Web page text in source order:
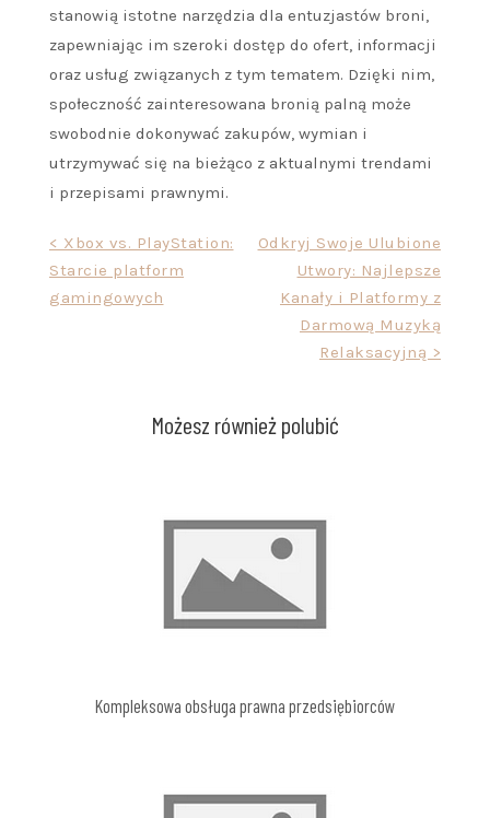
stanowią istotne narzędzia dla entuzjastów broni,
zapewniając im szeroki dostęp do ofert, informacji
oraz usług związanych z tym tematem. Dzięki nim,
społeczność zainteresowana bronią palną może
swobodnie dokonywać zakupów, wymian i
utrzymywać się na bieżąco z aktualnymi trendami
i przepisami prawnymi.
Nawigacja
wpisu
< Xbox vs. PlayStation:
Starcie platform
gamingowych
Odkryj Swoje Ulubione
Utwory: Najlepsze
Kanały i Platformy z
Darmową Muzyką
Relaksacyjną >
Możesz również polubić
Kompleksowa obsługa prawna przedsiębiorców